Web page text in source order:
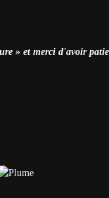
» et merci d'avoir